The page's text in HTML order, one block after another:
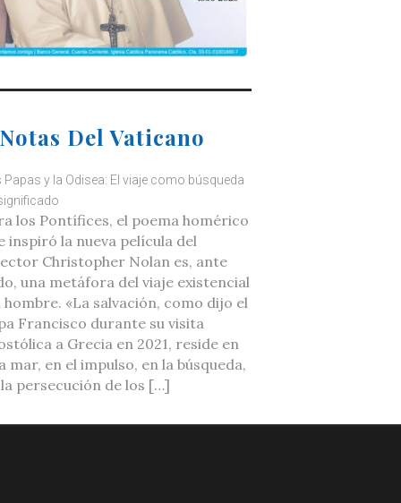
Del Vaticano
Papas y la Odisea: El viaje como búsqueda
los Pontífices, el poema homérico
inspiró la nueva película del
Christopher Nolan es, ante
una metáfora del viaje existencial
hombre. «La salvación, como dijo el
Francisco durante su visita
a Grecia en 2021, reside en
mar, en el impulso, en la búsqueda,
persecución de los […]